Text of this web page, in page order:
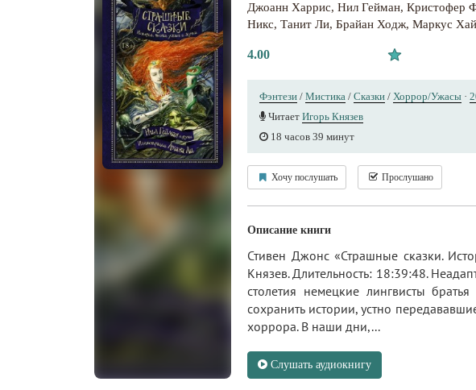
Джоанн Харрис, Нил Гейман, Кристофер
Никс, Танит Ли, Брайан Ходж, Маркус
4.00
Фэнтези / Мистика / Сказки / Хоррор/Ужасы ·
Читает Игорь Князев
18 часов 39 минут
Хочу послушать Прослушано
Описание книги
Стивен Джонс «Страшные сказки.
Князев. Длительность: 18:39:48.
столетия немецкие лингвисты
сохранить истории, устно
хоррора. В наши дни,...
Слушать аудиокнигу